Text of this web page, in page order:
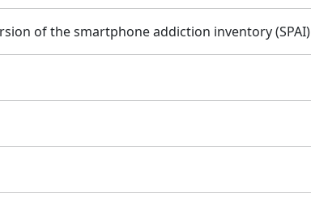
of the smartphone addiction inventory (SPAI)